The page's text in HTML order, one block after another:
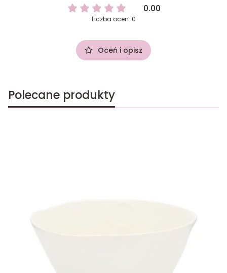
0.00
Liczba ocen: 0
Oceń i opisz
Polecane produkty